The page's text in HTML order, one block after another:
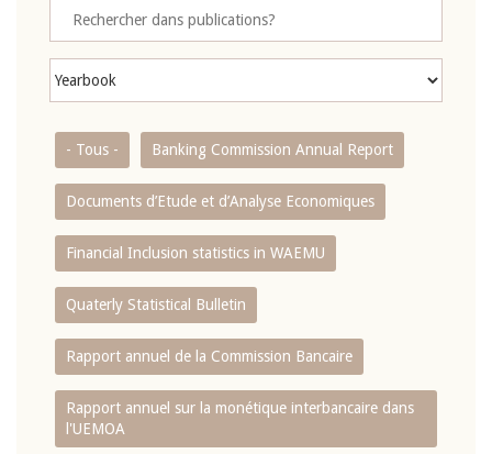
- Tous - Banking Commission Annual Report
Documents d’Etude et d’Analyse Economiques
Financial Inclusion statistics in WAEMU
Quaterly Statistical Bulletin
Rapport annuel de la Commission Bancaire
Rapport annuel sur la monétique interbancaire dans
l'UEMOA